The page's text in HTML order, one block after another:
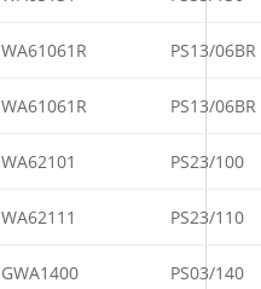
WA61061R PS13/06BR
WA61061R PS13/06BR
WA62101 PS23/100
WA62111 PS23/110
GWA1400 PS03/140